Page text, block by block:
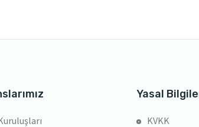
Yasal
KVKK